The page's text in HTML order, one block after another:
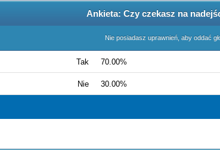
Ankieta: Czy czekasz na
Nie posiadasz uprawnień, aby oddać
Tak 70.00%
Nie 30.00%